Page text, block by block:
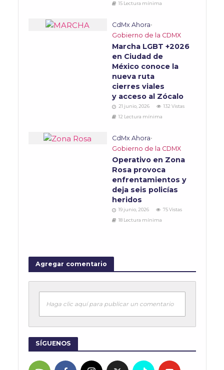
15 Lectura mínima
CdMx Ahora•
Gobierno de la CDMX
Marcha LGBT +2026
en Ciudad de
México conoce la
nueva ruta
cierres viales
y acceso al Zócalo
21 junio, 2026
132 Vistas
12 Lectura mínima
CdMx Ahora•
Gobierno de la CDMX
Operativo en Zona
Rosa provoca
enfrentamientos y
deja seis policías
heridos
19 junio, 2026
75 Vistas
18 Lectura mínima
Agregar comentario
Haga clic aquí para publicar un comentario
SÍGUENOS